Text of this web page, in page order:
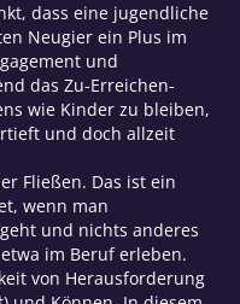
dass eine jugendliche
Neugier ein Plus im
und
das Zu-Erreichen-
wie Kinder zu bleiben,
und doch allzeit
Fließen. Das ist ein
wenn man
und nichts anderes
im Beruf erleben.
von Herausforderung